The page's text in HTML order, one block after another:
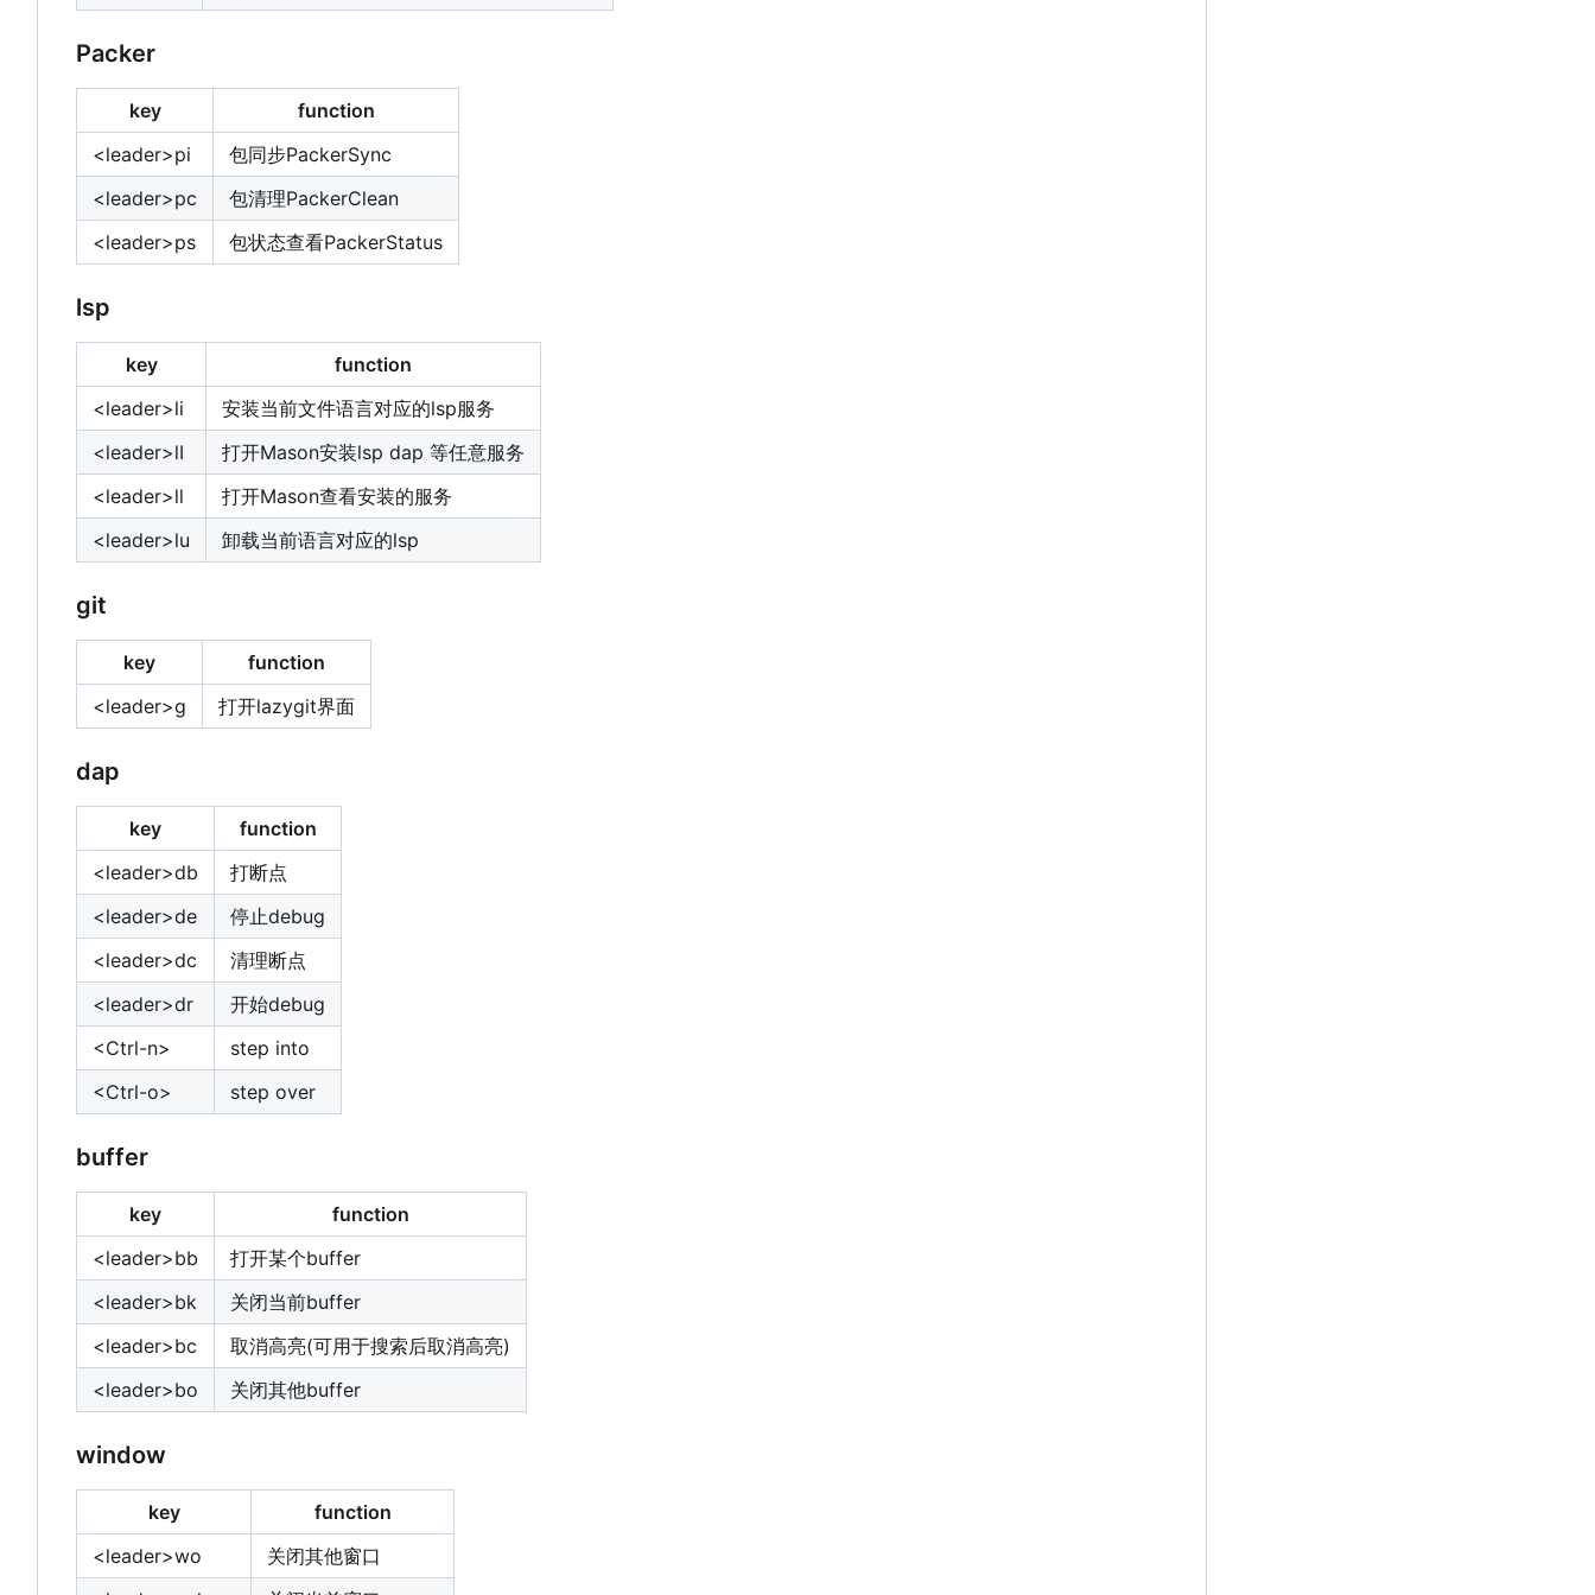
Packer
key
function
<leader>pi
包同步PackerSync
<leader>pc
包清理PackerClean
<leader>ps
包状态查看PackerStatus
lsp
key
function
<leader>li
安装当前文件语言对应的lsp服务
<leader>lI
打开Mason安装lsp dap 等任意服务
<leader>ll
打开Mason查看安装的服务
<leader>lu
卸载当前语言对应的lsp
git
key
function
<leader>g
打开lazygit界面
dap
key
function
<leader>db
打断点
<leader>de
停止debug
<leader>dc
清理断点
<leader>dr
开始debug
<Ctrl-n>
step into
<Ctrl-o>
step over
buffer
key
function
<leader>bb
打开某个buffer
<leader>bk
关闭当前buffer
<leader>bc
取消高亮(可用于搜索后取消高亮)
<leader>bo
关闭其他buffer
window
key
function
<leader>wo
关闭其他窗口